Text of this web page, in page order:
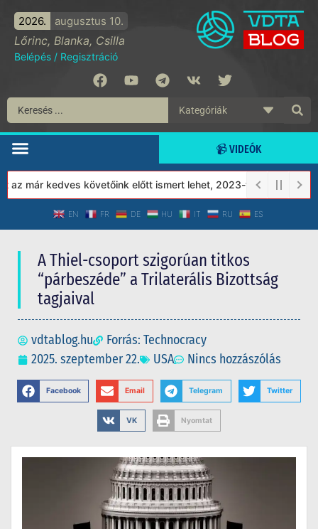
2026. augusztus 10.
Lőrinc, Blanka, Csilla
Belépés / Regisztráció
📹 VIDEÓK
kedves követőink előtt ismert lehet, 2023-tól a Védett
EN FR DE HU IT RU ES
A Thiel-csoport szigorúan titkos
“párbeszéde” a Trilaterális Bizottság
tagjaival
vdtablog.hu
Forrás: Technocracy
2025. szeptember 22.
USA Nincs hozzászólás
Facebook Email Telegram Twitter
VK Nyomtat